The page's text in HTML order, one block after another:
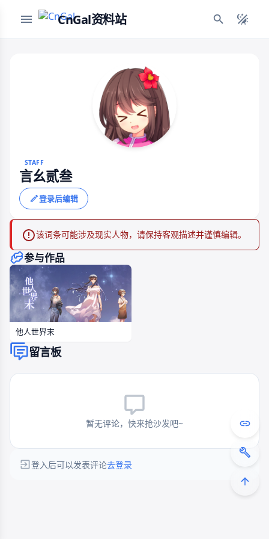
CnGal资料站
STAFF
言幺贰叁
登录后编辑
该词条可能涉及现实人物，请保持客观描述并谨慎编辑。
参与作品
他人世界末
留言板
暂无评论，快来抢沙发吧~
登入后可以发表评论去登录